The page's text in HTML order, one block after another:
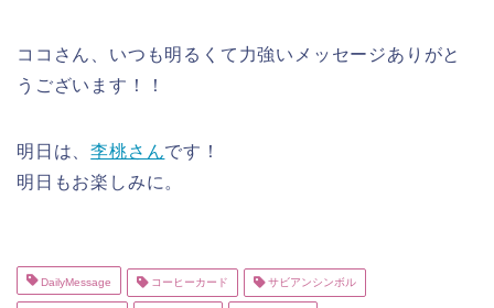
ココさん、いつも明るくて力強いメッセージありがと
うございます！！
明日は、李桃さんです！
明日もお楽しみに。
DailyMessage コーヒーカード サビアンシンボル